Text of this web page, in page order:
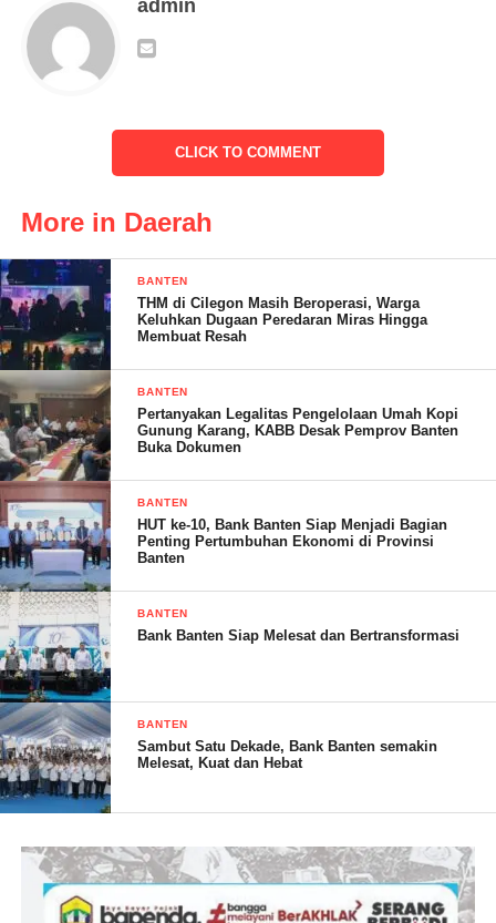
acara Musrenbang di tempat ini
Musrenbang hari ini dengan tema Daya Dukung Pemerintah
anggaran 2023
Dari beberapa hasil kegiatan musrenbang di tingkat kelurahan se
yang telah kami terima menghasilkan sebanyak 112 usulan dan
dalam usulannya tersebut terbagi antaranya :
1. Usulan pembangunan Sarpras
( Sarana prasarana )
3. Usulan pembangunan
pemberdayaan masyarakat
kelurahan
Usulan usulan Pembangunan tersebut di dominasi oleh
pambangunan Sarpras meliputi :
1. Pembangunan jalan lingkungan
2. Pembangunan TPT
3. Pembangunan dinase
4. Pembangunan kelurahan
6. Pembangunan pos kamling
admin
CLICK TO COMMENT
More in Daerah
BANTEN
THM di Cilegon Masih Beroperasi, Warga
Keluhkan Dugaan Peredaran Miras Hingga
Membuat Resah
BANTEN
Pertanyakan Legalitas Pengelolaan Umah Kopi
Gunung Karang, KABB Desak Pemprov Banten
Buka Dokumen
BANTEN
HUT ke-10, Bank Banten Siap Menjadi Bagian
Penting Pertumbuhan Ekonomi di Provinsi
Banten
BANTEN
Bank Banten Siap Melesat dan Bertransformasi
BANTEN
Sambut Satu Dekade, Bank Banten semakin
Melesat, Kuat dan Hebat